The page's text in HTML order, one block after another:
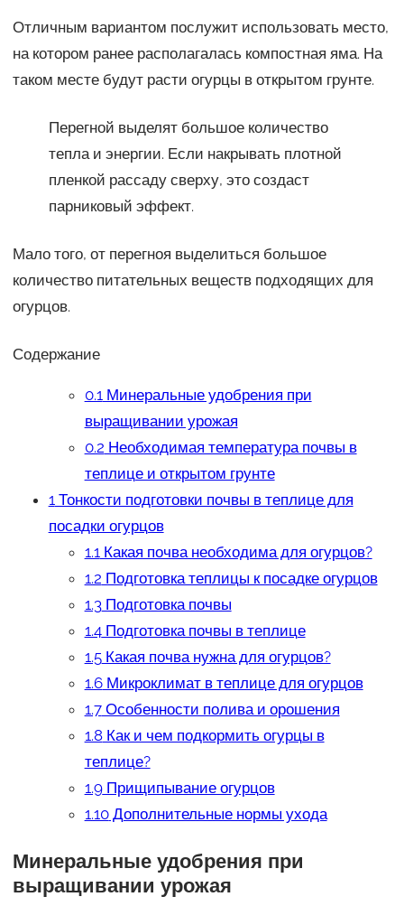
Отличным вариантом послужит использовать место,
на котором ранее располагалась компостная яма. На
таком месте будут расти огурцы в открытом грунте.
Перегной выделят большое количество
тепла и энергии. Если накрывать плотной
пленкой рассаду сверху, это создаст
парниковый эффект.
Мало того, от перегноя выделиться большое
количество питательных веществ подходящих для
огурцов.
Содержание
0.1Минеральные удобрения при
выращивании урожая
0.2 Необходимая температура почвы в
теплице и открытом грунте
1Тонкости подготовки почвы в теплице для
посадки огурцов
1.1Какая почва необходима для огурцов?
1.2 Подготовка теплицы к посадке огурцов
1.3Подготовка почвы
1.4Подготовка почвы в теплице
1.5Какая почва нужна для огурцов?
1.6Микроклимат в теплице для огурцов
1.7Особенности полива и орошения
1.8Как и чем подкормить огурцы в
теплице?
1.9Прищипывание огурцов
1.10Дополнительные нормы ухода
Минеральные удобрения при
выращивании урожая